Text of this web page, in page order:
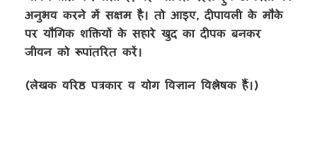
अनुभव करने में सक्षम है। तो आइए, दीपावली के मौके
पर यौगिक शक्तियों के सहारे खुद का दीपक बनकर
जीवन को रूपांतरित करें।
(लेखक वरिष्ठ पत्रकार व योग विज्ञान विश्लेषक हैं।)